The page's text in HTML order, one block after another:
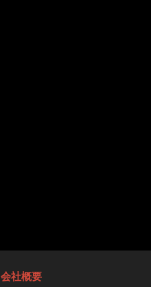
会社概要